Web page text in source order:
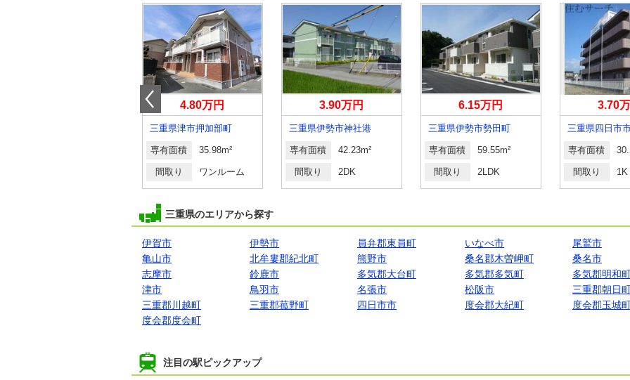
4.80万円
三重県津市押加部町
専有面積 35.98m²
間取り ワンルーム
3.90万円
三重県伊勢市神社港
専有面積 42.23m²
間取り 2DK
6.15万円
三重県伊勢市勢田町
専有面積 59.55m²
間取り 2LDK
3.70
三重県四日市
専有面積
間取り 1K
三重県のエリアから探す
伊賀市 伊勢市 員弁郡東員町 いなべ市
尾鷲市
亀山市
北牟婁郡紀北町 熊野市 桑名郡木曽岬町
桑名市
志摩市
鈴鹿市 多気郡大台町 多気郡多気町
多気郡明和
津市
鳥羽市 名張市 松阪市
三重郡朝日
三重郡川越町
三重郡菰野町 四日市市 度会郡大紀町
度会郡玉城
度会郡度会町
注目の駅ピックアップ